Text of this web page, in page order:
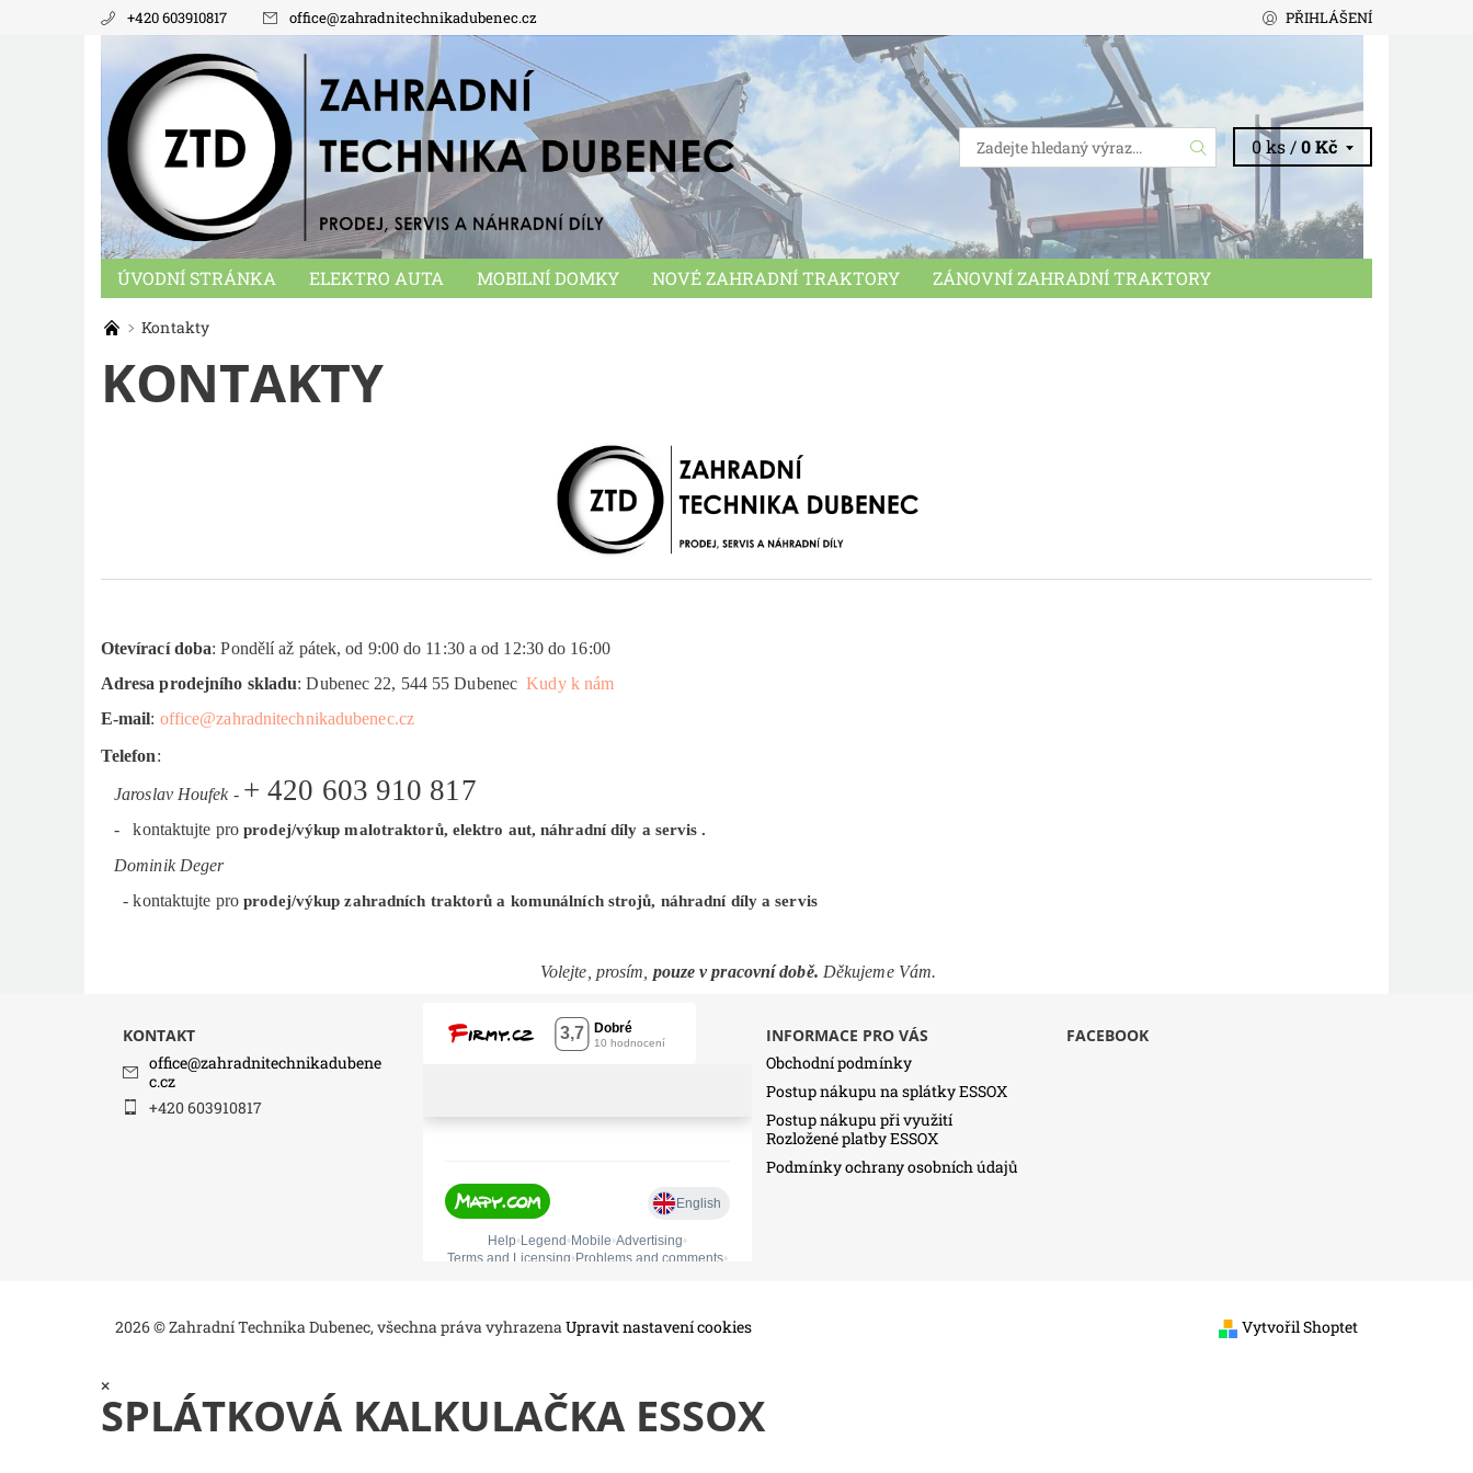
+420 603910817 office@zahradnitechnikadubenec.cz PŘIHLÁŠENÍ
0 ks /0 Kč
ÚVODNÍ STRÁNKA ELEKTRO AUTA MOBILNÍ DOMKY NOVÉ ZAHRADNÍ TRAKTORY
ZÁNOVNÍ ZAHRADNÍ TRAKTORY
NÁHRADNÍ DÍLY
Kontakty
KONTAKTY
Otevírací doba: Pondělí až pátek, od 9:00 do 11:30 a od 12:30 do 16:00
Adresa prodejního skladu: Dubenec 22, 544 55 DubenecKudy k nám
E-mail: office@zahradnitechnikadubenec.cz
Telefon:
Jaroslav Houfek - + 420 603 910 817
- kontaktujte proprodej/výkup malotraktorů, elektro aut, náhradní díly a servis .
Dominik Deger
- kontaktujte proprodej/výkup zahradních traktorů a komunálních strojů, náhradní díly a servis
Volejte, prosím, pouze v pracovní době. Děkujeme Vám.
KONTAKT
office@zahradnitechnikadubene
c.cz
+420 603910817
INFORMACE PRO VÁS
Obchodní podmínky
Postup nákupu na splátky ESSOX
Postup nákupu při využití
Rozložené platby ESSOX
Podmínky ochrany osobních údajů
FACEBOOK
2026 © Zahradní Technika Dubenec, všechna práva vyhrazenaUpravit nastavení cookies Vytvořil Shoptet
×
SPLÁTKOVÁ KALKULAČKA ESSOX